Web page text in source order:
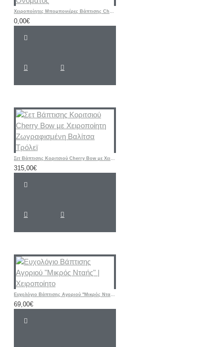
Χειροποίητες Μπομπονιέρες Βάπτισης Cherry – Υφασμάτινα Πορτοφολάκια με Αρχικό Ονόματος
0,00€
Σετ Βάπτισης Κοριτσιού Cherry Bow με Χειροποίητη Ζωγραφισμένη Βαλίτσα Τρόλεϊ
315,00€
Ευχολόγιο Βάπτισης Αγοριού "Μικρός Νταής" | Χειροποίητο
69,00€